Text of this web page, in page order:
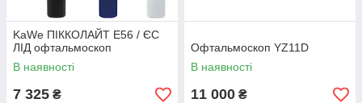
KaWe ПІККОЛАЙТ E56 / ЄС
ЛІД офтальмоскоп
В наявності
7 325 ₴
Офтальмоскоп YZ11D
В наявності
11 000 ₴